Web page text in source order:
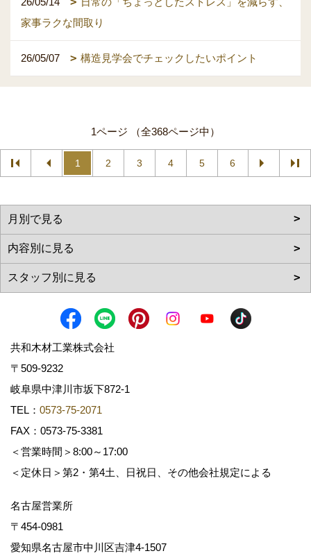
家事ラクな間取り
26/05/07 構造見学会でチェックしたいポイント
1ページ （全368ページ中）
1 2 3 4 5 6
共和木材工業株式会社
〒509-9232
岐阜県中津川市坂下872‐1
TEL： 0573-75-2071
FAX：0573-75-3381
＜営業時間＞8:00～17:00
＜定休日＞第2・第4土、日祝日、その他会社規定による
名古屋営業所
〒454-0981
愛知県名古屋市中川区吉津4-1507